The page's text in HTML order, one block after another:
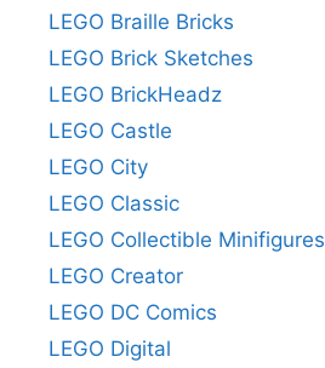
LEGO Braille Bricks
LEGO Brick Sketches
LEGO BrickHeadz
LEGO Castle
LEGO City
LEGO Classic
LEGO Collectible Minifigures
LEGO Creator
LEGO DC Comics
LEGO Digital